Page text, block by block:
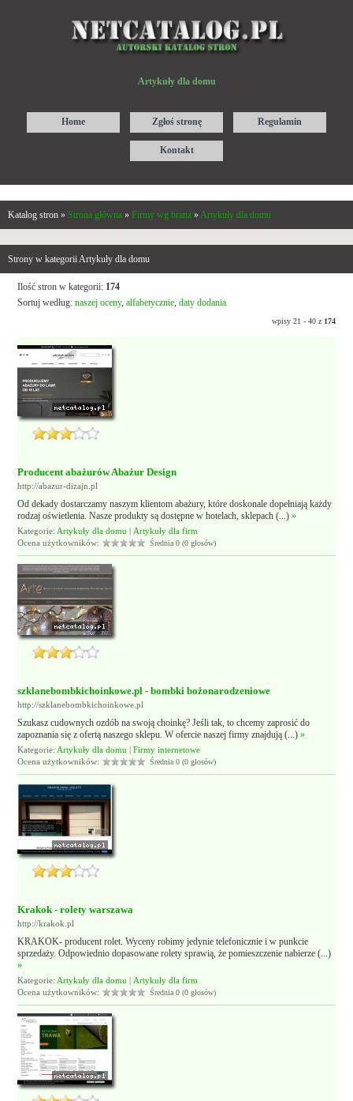
Artykuły dla domu
Home Zgłoś stronę Regulamin
Kontakt
Katalog stron » Strona główna » Firmy wg branż » Artykuły dla domu
Strony w kategorii Artykuły dla domu
Ilość stron w kategorii: 174
Sortuj według:naszej oceny,alfabetycznie ,daty dodania
wpisy 21 - 40 z 174
Producent abażurów Abażur Design
http://abazur-dizajn.pl
Od dekady dostarczamy naszym klientom abażury, które doskonale dopełniają każdy
rodzaj oświetlenia. Nasze produkty są dostępne w hotelach, sklepach (...)»
Kategorie: Artykuły dla domu | Artykuły dla firm
Ocena użytkowników:
Średnia 0 (0 głosów)
szklanebombkichoinkowe.pl - bombki bożonarodzeniowe
http://szklanebombkichoinkowe.pl
Szukasz cudownych ozdób na swoją choinkę? Jeśli tak, to chcemy zaprosić do
zapoznania się z ofertą naszego sklepu. W ofercie naszej firmy znajdują (...)»
Kategorie: Artykuły dla domu |Firmy internetowe
Ocena użytkowników:
Średnia 0 (0 głosów)
Krakok - rolety warszawa
http://krakok.pl
KRAKOK- producent rolet. Wyceny robimy jedynie telefonicznie i w punkcie
sprzedaży. Odpowiednio dopasowane rolety sprawią, że pomieszczenie nabierze (...)
»
Kategorie: Artykuły dla domu | Artykuły dla firm
Ocena użytkowników:
Średnia 0 (0 głosów)